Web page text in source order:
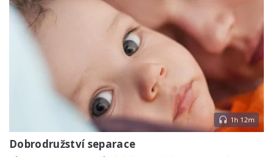
1h 12m
Dobrodružství separace